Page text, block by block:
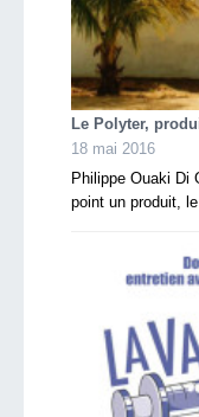
Le Polyter,
18 mai 2016
Philippe Ouaki Di
point un produit,